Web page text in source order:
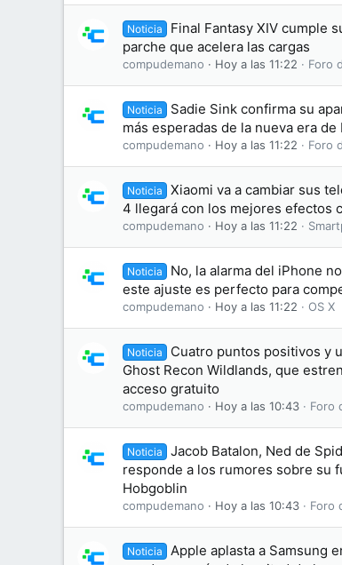
Noticia
Final Fantasy XIV cumple
parche que acelera las cargas
compudemano Hoy a las 11:22 Foro
Noticia
Sadie Sink confirma su
más esperadas de la nueva era
compudemano Hoy a las 11:22 Foro
Noticia
Xiaomi va a cambiar sus
4 llegará con los mejores efectos
compudemano Hoy a las 11:22
Noticia
No, la alarma del iPhone
este ajuste es perfecto para
compudemano Hoy a las 11:22 OS X
Noticia
Cuatro puntos positivos y
Ghost Recon Wildlands, que
acceso gratuito
compudemano Hoy a las 10:43 Foro
Noticia
Jacob Batalon, Ned de
responde a los rumores sobre su
Hobgoblin
compudemano Hoy a las 10:43 Foro
Noticia
Apple aplasta a Samsung